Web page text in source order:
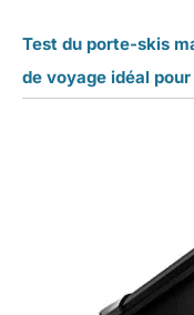
Test du porte-skis
de voyage idéal